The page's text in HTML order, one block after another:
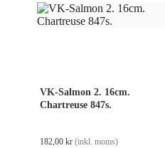
VK-Salmon 2. 16cm.
Chartreuse 847s.
182,00 kr (inkl. moms)